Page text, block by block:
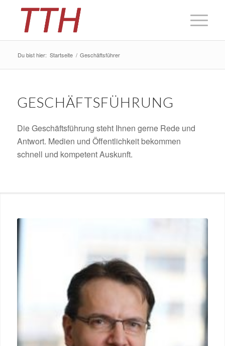
Du bist hier: Startseite / Geschäftsführer
GESCHÄFTSFÜHRUNG
Die Geschäftsführung steht Ihnen gerne Rede und
Antwort. Medien und Öffentlichkeit bekommen
schnell und kompetent Auskunft.